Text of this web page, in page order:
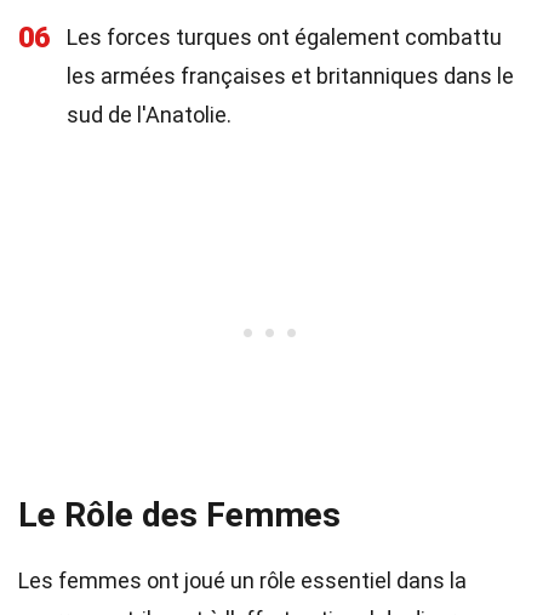
06
Les forces turques ont également combattu
les armées françaises et britanniques dans le
sud de l'Anatolie.
Le Rôle des Femmes
Les femmes ont joué un rôle essentiel dans la